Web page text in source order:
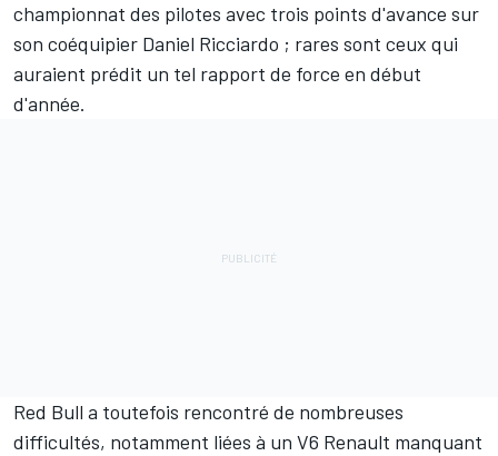
championnat des pilotes avec trois points d'avance sur
son coéquipier Daniel Ricciardo ; rares sont ceux qui
auraient prédit un tel rapport de force en début
d'année.
Red Bull a toutefois rencontré de nombreuses
difficultés, notamment liées à un V6 Renault manquant